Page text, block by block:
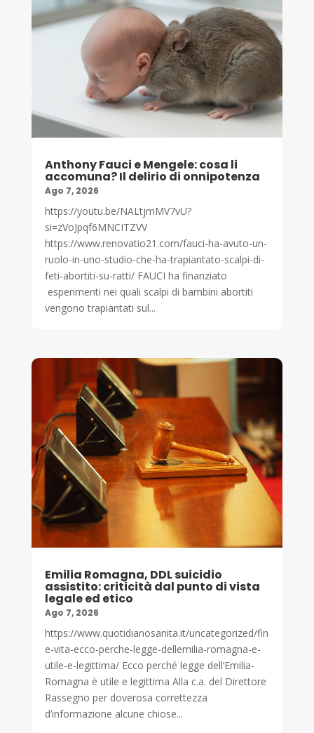
Anthony Fauci e Mengele: cosa li
accomuna? Il delirio di onnipotenza
Ago 7, 2026
https://youtu.be/NALtjmMV7vU?
si=zVoJpqf6MNCITZVV
https://www.renovatio21.com/fauci-ha-avuto-un-
ruolo-in-uno-studio-che-ha-trapiantato-scalpi-di-
feti-abortiti-su-ratti/ FAUCI ha finanziato
esperimenti nei quali scalpi di bambini abortiti
vengono trapiantati sul...
Emilia Romagna, DDL suicidio
assistito: criticità dal punto di vista
legale ed etico
Ago 7, 2026
https://www.quotidianosanita.it/uncategorized/fin
e-vita-ecco-perche-legge-dellemilia-romagna-e-
utile-e-legittima/ Ecco perché legge dell’Emilia-
Romagna è utile e legittima Alla c.a. del Direttore
Rassegno per doverosa correttezza
d’informazione alcune chiose...